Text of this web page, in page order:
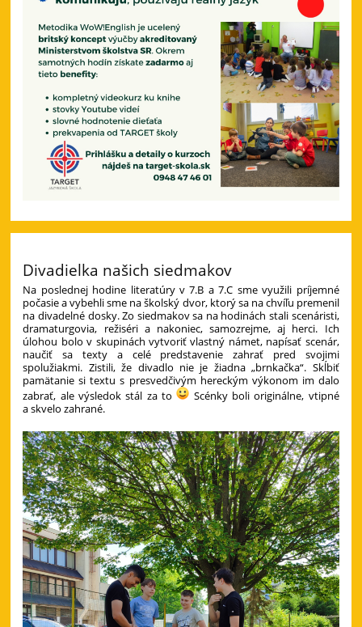
Divadielka našich siedmakov
Na poslednej hodine literatúry v 7.B a 7.C sme využili príjemné
počasie a vybehli sme na školský dvor, ktorý sa na chvíľu premenil
na divadelné dosky. Zo siedmakov sa na hodinách stali scenáristi,
dramaturgovia, režiséri a nakoniec, samozrejme, aj herci. Ich
úlohou bolo v skupinách vytvoriť vlastný námet, napísať scenár,
naučiť sa texty a celé predstavenie zahrať pred svojimi
spolužiakmi. Zistili, že divadlo nie je žiadna „brnkačka“. Skĺbiť
pamätanie si textu s presvedčivým hereckým výkonom im dalo
zabrať, ale výsledok stál za to
Scénky boli originálne, vtipné
a skvelo zahrané.